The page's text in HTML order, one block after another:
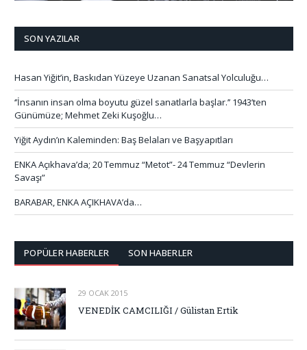
SON YAZILAR
Hasan Yiğit’in, Baskıdan Yüzeye Uzanan Sanatsal Yolculuğu…
‘’İnsanın insan olma boyutu güzel sanatlarla başlar.’’ 1943’ten
Günümüze; Mehmet Zeki Kuşoğlu…
Yiğit Aydın’ın Kaleminden: Baş Belaları ve Başyapıtları
ENKA Açıkhava’da; 20 Temmuz “Metot”- 24 Temmuz “Devlerin
Savaşı”
BARABAR, ENKA AÇIKHAVA’da…
POPÜLER HABERLER SON HABERLER
29 OCAK 2015
VENEDİK CAMCILIĞI / Gülistan Ertik